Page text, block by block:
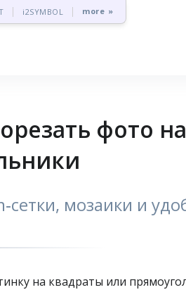
i2SYMBOL more »
фото
мозаики и
на квадраты или